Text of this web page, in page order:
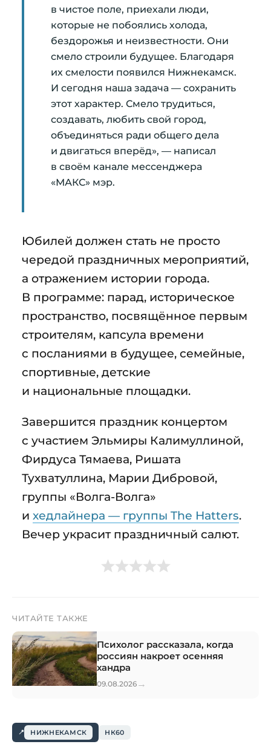
в чистое поле, приехали люди,
которые не побоялись холода,
бездорожья и неизвестности. Они
смело строили будущее. Благодаря
их смелости появился Нижнекамск.
И сегодня наша задача — сохранить
этот характер. Смело трудиться,
создавать, любить свой город,
объединяться ради общего дела
и двигаться вперёд», — написал
в своём канале мессенджера
«МАКС» мэр.
Юбилей должен стать не просто
чередой праздничных мероприятий,
а отражением истории города.
В программе: парад, историческое
пространство, посвящённое первым
строителям, капсула времени
с посланиями в будущее, семейные,
спортивные, детские
и национальные площадки.
Завершится праздник концертом
с участием Эльмиры Калимуллиной,
Фирдуса Тямаева, Ришата
Тухватуллина, Марии Дибровой,
группы «Волга-Волга»
и хедлайнера — группы The Hatters.
Вечер украсит праздничный салют.
ЧИТАЙТЕ ТАКЖЕ
Психолог рассказала, когда
россиян накроет осенняя
хандра
09.08.2026 →
НИЖНЕКАМСК НК60